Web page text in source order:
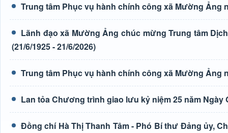
Trung tâm Phục vụ hành chính công xã Mường Ảng
Lãnh đạo xã Mường Ảng chúc mừng Trung tâm
(21/6/1925 - 21/6/2026)
Trung tâm Phục vụ hành chính công xã Mường Ảng
Lan tỏa Chương trình giao lưu kỷ niệm 25 năm Ngày
Đồng chí Hà Thị Thanh Tâm - Phó Bí thư Đảng ủy,